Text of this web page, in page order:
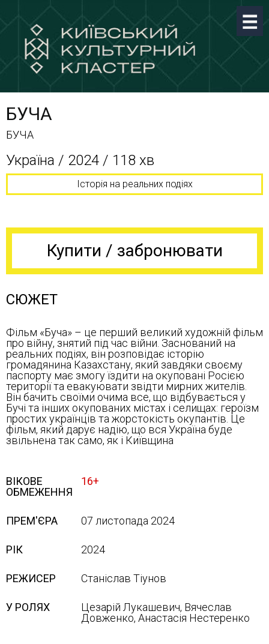
БУЧА
БУЧА
Україна / 2024 / 118 хв
Історія на реальних подіях
Купити / забронювати
СЮЖЕТ
Фільм «Буча» – це перший великий художній фільм
про війну, знятий під час війни. Заснований на
реальних подіях, він розповідає історію
громадянина Казахстану, який завдяки своєму
паспорту має змогу їздити на окуповані Росією
території та евакуювати звідти мирних жителів.
Він бачить своїми очима все, що відбувається у
Бучі та інших окупованих містах і селищах: героїзм
простих українців та жорстокість окупантів. Це
фільм, який дарує надію, що вся Україна буде
звільнена так само, як і Київщина
ВІКОВЕ
ОБМЕЖЕННЯ
16+
ПРЕМ'ЄРА 07 листопада 2024
РІК 2024
РЕЖИСЕР Станіслав Тіунов
У РОЛЯХ
Цезарій Лукашевич, Вячеслав
Довженко, Анастасія Нестеренко